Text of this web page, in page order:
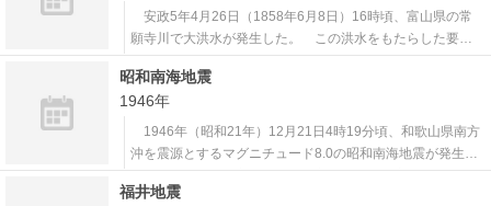
は426人、負傷者は646人
安政5年4月26日（1858年6月8日）16時頃、富山県の常
願寺川で大洪水が発生した。 この洪水をもたらした要因
は同年2月26日（1858年4月9日）に発生したマグニチュー
ド7級と言われる飛越地震である。跡津川断層の活動による
とされるこの地震で、常願寺川の上流にある立山カルデラ
は鳶山崩れ（大鳶崩れ
昭和南海地震
1946年
1946年（昭和21年）12月21日4時19分頃、和歌山県南方
沖を震源とするマグニチュード8.0の昭和南海地震が発生
し、東海・北陸地方から九州地方にかけての広い範囲で震
度5の揺れを観測した。 津波が東海地方から九州地方にか
福井地震